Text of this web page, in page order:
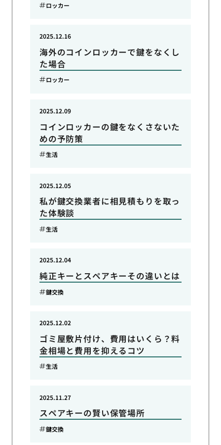
ロッカー
海外のコインロッカーで鍵をなくし
た場合
2025.12.16
ロッカー
コインロッカーの鍵をなくさないた
めの予防策
2025.12.09
生活
私が鍵交換業者に相見積もりを取っ
た体験談
2025.12.05
生活
純正キーとスペアキーその違いとは
2025.12.04
鍵交換
ゴミ屋敷片付け、費用はいくら？料
金相場と費用を抑えるコツ
2025.12.02
生活
スペアキーの賢い保管場所
2025.11.27
鍵交換